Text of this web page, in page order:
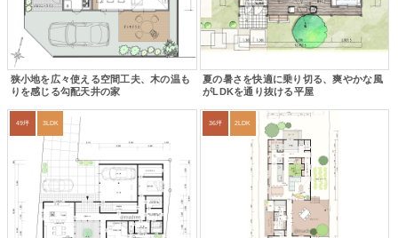
狭小地を広々使える空間工夫、木の温も
りを感じる勾配天井の家
夏の暑さを快適に乗り切る、爽やかな風
がLDKを通り抜ける平屋
49坪 3LDK 36坪 2LDK